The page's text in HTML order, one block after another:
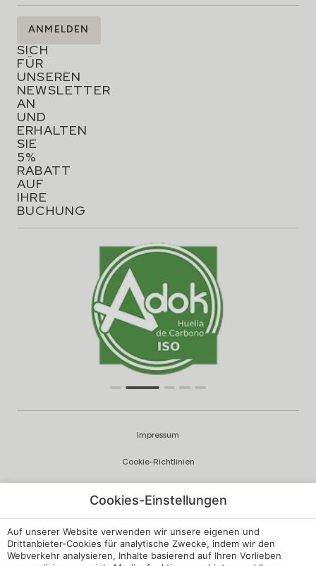
MELDEN
SIE
SICH
FÜR
UNSEREN
NEWSLETTER
AN
UND
ERHALTEN
SIE
5%
RABATT
AUF
IHRE
BUCHUNG
ANMELDEN
Impressum
Cookie-Richtlinien
Beschwerdekanal
Cookies-Einstellungen
Auf unserer Website verwenden wir unsere eigenen und
Drittanbieter-Cookies für analytische Zwecke, indem wir den
Webverkehr analysieren, Inhalte basierend auf Ihren Vorlieben